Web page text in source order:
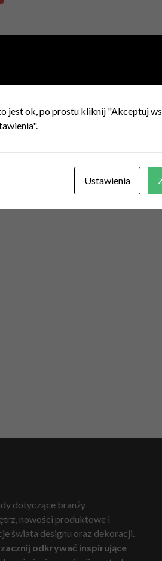
dotyczące branży
nowości produktowe i
świata designu oraz dekoracji.
odkrywać inspirujące
jest ok, po prostu kliknij "Akceptuj
Ustawienia